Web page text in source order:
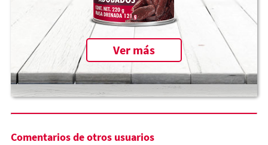
Ver más
Comentarios de otros usuarios